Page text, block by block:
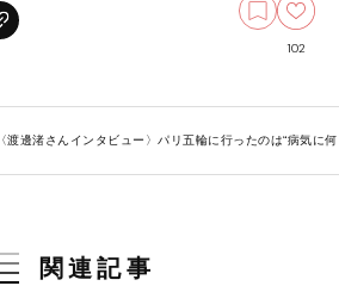
102
〈渡邊渚さんインタビュー〉パリ五輪に行ったのは“病気
関連記事